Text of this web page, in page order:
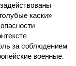
каски»
за соблюдением
военные.